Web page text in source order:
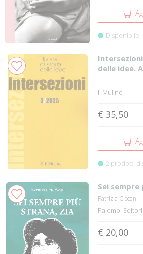
Disponibile
delle idee.
Il Mulino
€ 35,50
2 prodotti
Sei sempre
Patrizia Ciccani
Palombi Editori
€ 20,00